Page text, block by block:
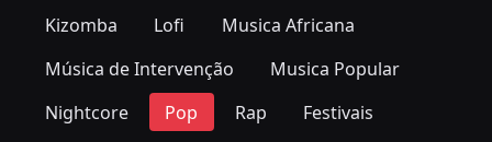
Kizomba
Lofi
Musica Africana
Música de Intervenção
Musica Popular
Nightcore
Pop Rap
Festivais